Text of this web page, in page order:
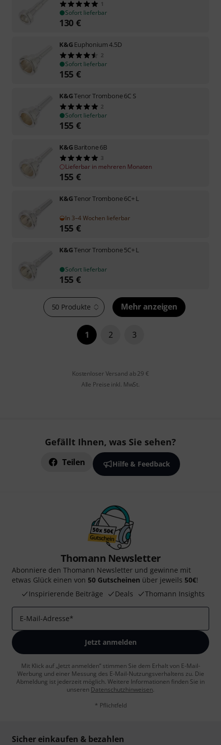
1
Sofort lieferbar
130 €
K&GEuphonium 4.5D
2
Sofort lieferbar
155 €
K&GTenor Trombone 6C S
2
Sofort lieferbar
155 €
K&GBaritone 6B
3
Lieferbar in mehreren Monaten
155 €
K&GTenor Trombone 6C+ L
In 3–4 Wochen lieferbar
155 €
K&GTenor Trombone 5C+ L
Sofort lieferbar
155 €
50 Produkte Mehr anzeigen
1 2 3
Kostenloser Versand ab 29 €
Alle Preise inkl. MwSt.
Gefällt Ihnen, was Sie sehen?
Teilen Hilfe & Feedback
Thomann Newsletter
Abonniere den Thomann Newsletter und gewinne mit
etwas Glück einen von 50 Gutscheinen über jeweils 50€!
Inspirierende Beiträge
Deals Thomann Insights
E-Mail-Adresse*
Jetzt anmelden
Mit Klick auf „Jetzt anmelden“ stimmen Sie dem Erhalt von E-Mail-
Werbung und einer Messung des E-Mail-Nutzungsverhaltens zu. Die
Abmeldung ist jederzeit möglich. Weitere Informationen finden Sie in
unseren Datenschutzhinweisen.
* Pflichtfeld
Sicher einkaufen & bezahlen